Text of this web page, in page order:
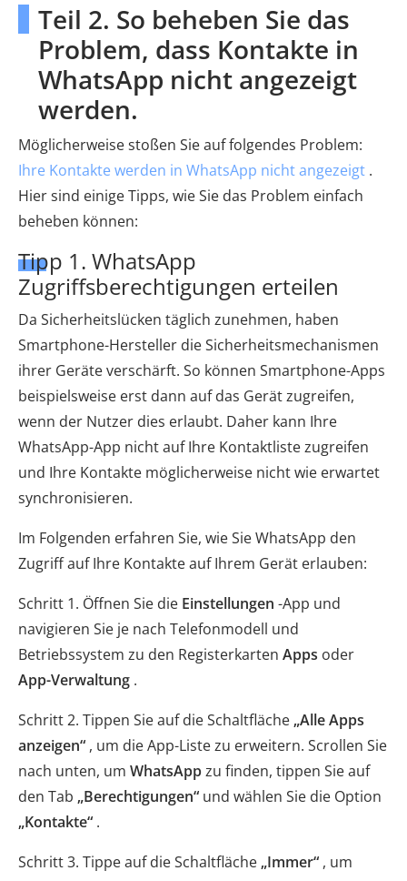
Teil 2. So beheben Sie das
Problem, dass Kontakte in
WhatsApp nicht angezeigt
werden.
Möglicherweise stoßen Sie auf folgendes Problem:
Ihre Kontakte werden in WhatsApp nicht angezeigt .
Hier sind einige Tipps, wie Sie das Problem einfach
beheben können:
Tipp 1. WhatsApp
Zugriffsberechtigungen erteilen
Da Sicherheitslücken täglich zunehmen, haben
Smartphone-Hersteller die Sicherheitsmechanismen
ihrer Geräte verschärft. So können Smartphone-Apps
beispielsweise erst dann auf das Gerät zugreifen,
wenn der Nutzer dies erlaubt. Daher kann Ihre
WhatsApp-App nicht auf Ihre Kontaktliste zugreifen
und Ihre Kontakte möglicherweise nicht wie erwartet
synchronisieren.
Im Folgenden erfahren Sie, wie Sie WhatsApp den
Zugriff auf Ihre Kontakte auf Ihrem Gerät erlauben:
Schritt 1. Öffnen Sie die Einstellungen -App und
navigieren Sie je nach Telefonmodell und
Betriebssystem zu den Registerkarten Apps oder
App-Verwaltung .
Schritt 2. Tippen Sie auf die Schaltfläche „Alle Apps
anzeigen“ , um die App-Liste zu erweitern. Scrollen Sie
nach unten, um WhatsAppzu finden, tippen Sie auf
den Tab „Berechtigungen“ und wählen Sie die Option
„Kontakte“ .
Schritt 3. Tippe auf die Schaltfläche „Immer“ , um